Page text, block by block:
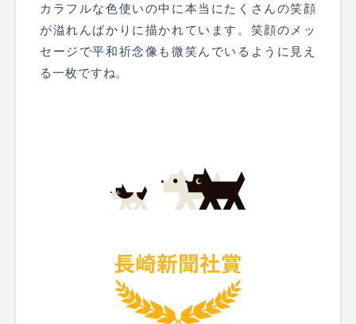
カラフルな色使いの中に本当にたくさんの笑顔
が溢れんばかりに描かれています。笑顔のメッ
セージで平和祈念像も微笑んでいるように見え
る一枚ですね。